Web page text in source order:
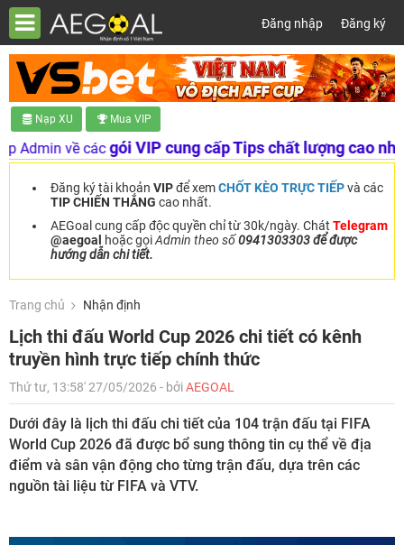
Đăng nhập Đăng ký
Nạp XU Mua VIP
về cácgói VIP cung cấp Tips chất lượng cao nhất. Nạp
Đăng ký tài khoản VIPđể xemCHỐT KÈO TRỰC TIẾPvà các
TIP CHIẾN THẮNG cao nhất.
AEGoal cung cấp độc quyền chỉ từ 30k/ngày. Chát Telegram
@aegoal
hoặc gọiAdmin theo số0941303303 để được
hướng dẫn chi tiết.
Trang chủ Nhận định
Lịch thi đấu World Cup 2026 chi tiết có kênh
truyền hình trực tiếp chính thức
Thứ tư, 13:58' 27/05/2026 - bởiAEGOAL
Dưới đây là lịch thi đấu chi tiết của 104 trận đấu tại FIFA
World Cup 2026 đã được bổ sung thông tin cụ thể về địa
điểm và sân vận động cho từng trận đấu, dựa trên các
nguồn tài liệu từ FIFA và VTV.